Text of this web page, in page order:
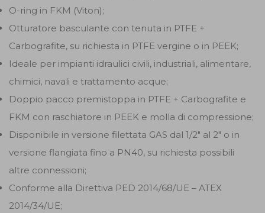
O-ring in FKM (Viton);
Otturatore basculante con tenuta in PTFE +
Carbografite, su richiesta in PTFE vergine o in PEEK;
Ideale per impianti idraulici civili, industriali, alimentare,
chimici, navali e trattamento acque;
Doppio pacco premistoppa in PTFE + Carbografite e
FKM con raschiatore in PEEK e molla di compressione;
Disponibile in versione filettata GAS dal 1/2" al 2" o in
versione flangiata fino a PN40, su richiesta possibili
altre connessioni;
Conforme alla Direttiva PED 2014/68/UE – ATEX
2014/34/UE;